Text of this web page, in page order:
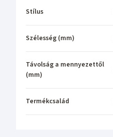
Stílus
Szélesség (mm)
Távolság a mennyezettől
(mm)
Termékcsalád